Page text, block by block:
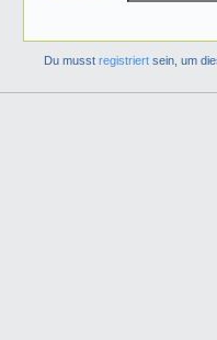
Du musstregistriert sein, um